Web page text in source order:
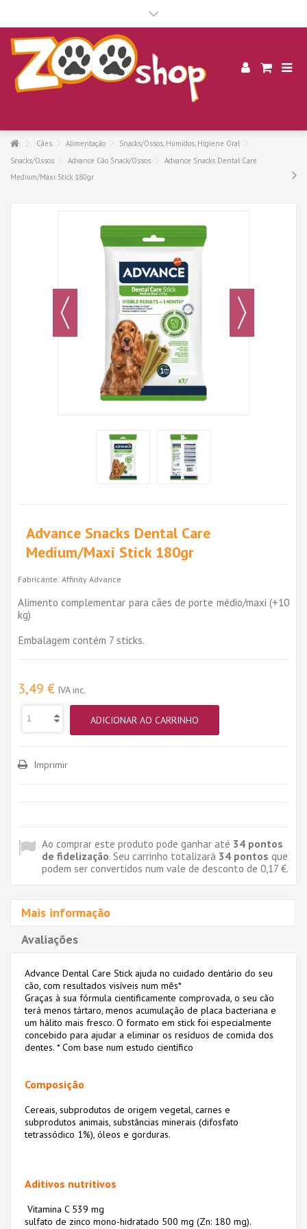
Cães Alimentação
Snacks/Ossos, Húmidos, Higiene Oral
Snacks/Ossos
Advance Cão Snack/Ossos
Advance Snacks Dental Care
Medium/Maxi Stick 180gr
Advance Snacks Dental Care
Medium/Maxi Stick 180gr
Fabricante: Affinity Advance
Alimento complementar para cães de porte médio/maxi (+10
kg)
Embalagem contém 7 sticks.
3,49 € IVA inc.
ADICIONAR AO CARRINHO
Imprimir
Ao comprar este produto pode ganhar até 34 pontos
de fidelização. Seu carrinho totalizará 34 pontos que
podem ser convertidos num vale de desconto de 0,17 €.
Mais informação
Avaliações
Advance Dental Care Stick ajuda no cuidado dentário do seu
cão, com resultados visíveis num mês*
Graças à sua fórmula cientificamente comprovada, o seu cão
terá menos tártaro, menos acumulação de placa bacteriana e
um hálito mais fresco. O formato em stick foi especialmente
concebido para ajudar a eliminar os resíduos de comida dos
dentes. * Com base num estudo científico
Composição
Cereais, subprodutos de origem vegetal, carnes e
subprodutos animais, substâncias minerais (difosfato
tetrassódico 1%), óleos e gorduras.
Aditivos nutritivos
Vitamina C 539 mg
sulfato de zinco mono-hidratado 500 mg (Zn: 180 mg).